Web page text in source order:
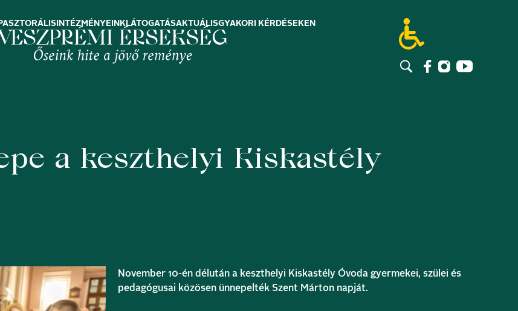
PASZTORÁLIS INTÉZMÉNYEINK LÁTOGATÁSAKTUÁLISGYAKORI KÉRDÉSEK EN
a keszthelyi Kiskastély
November 10-én délután a keszthelyi Kiskastély Óvoda gyermekei, szülei és
pedagógusai közösen ünnepelték Szent Márton napját.